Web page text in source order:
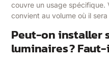
couvre un usage spécifique.
convient au volume où il sera
Peut-on installer
luminaires ?